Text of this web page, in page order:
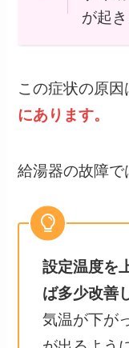
が起
この症状の原因
にあります。
給湯器の故障で
設定温度を
ば多少改善
気温が下が